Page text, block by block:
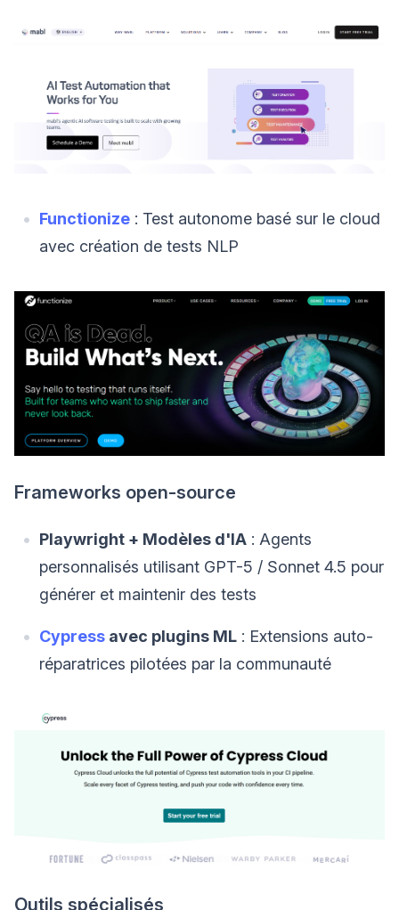
Functionize : Test autonome basé sur le cloud
avec création de tests NLP
Frameworks open-source
Playwright + Modèles d'IA : Agents
personnalisés utilisant GPT-5 / Sonnet 4.5 pour
générer et maintenir des tests
Cypress avec plugins ML : Extensions auto-
réparatrices pilotées par la communauté
Outils spécialisés